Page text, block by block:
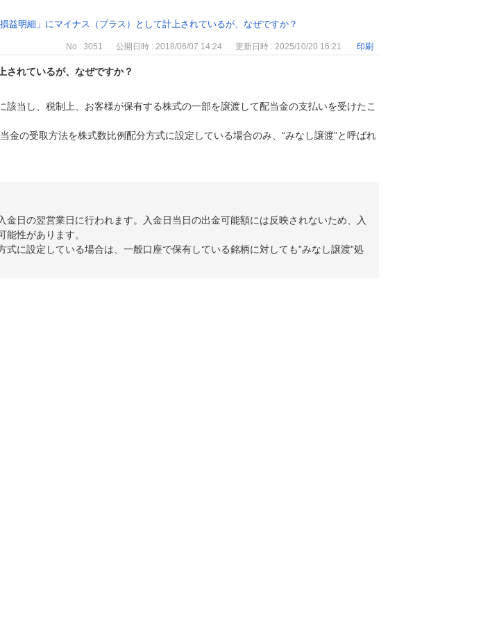
益明細」にマイナス（プラス）として計上されているが、なぜですか？
No : 3051 公開日時 : 2018/06/07 14:24 更新日時 : 2025/10/20 16:21 印刷
されているが、なぜですか？
当し、税制上、お客様が保有する株式の一部を譲渡して配当金の支払いを受けたこ
の受取方法を株式数比例配分方式に設定している場合のみ、“みなし譲渡”と呼ばれ
日の翌営業日に行われます。入金日当日の出金可能額には反映されないため、入
性があります。
に設定している場合は、一般口座で保有している銘柄に対しても”みなし譲渡”処